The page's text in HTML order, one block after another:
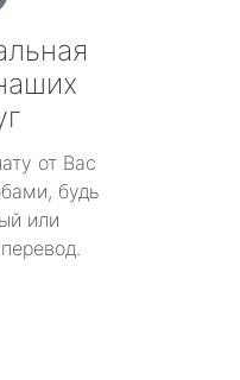
от Вас
будь
или